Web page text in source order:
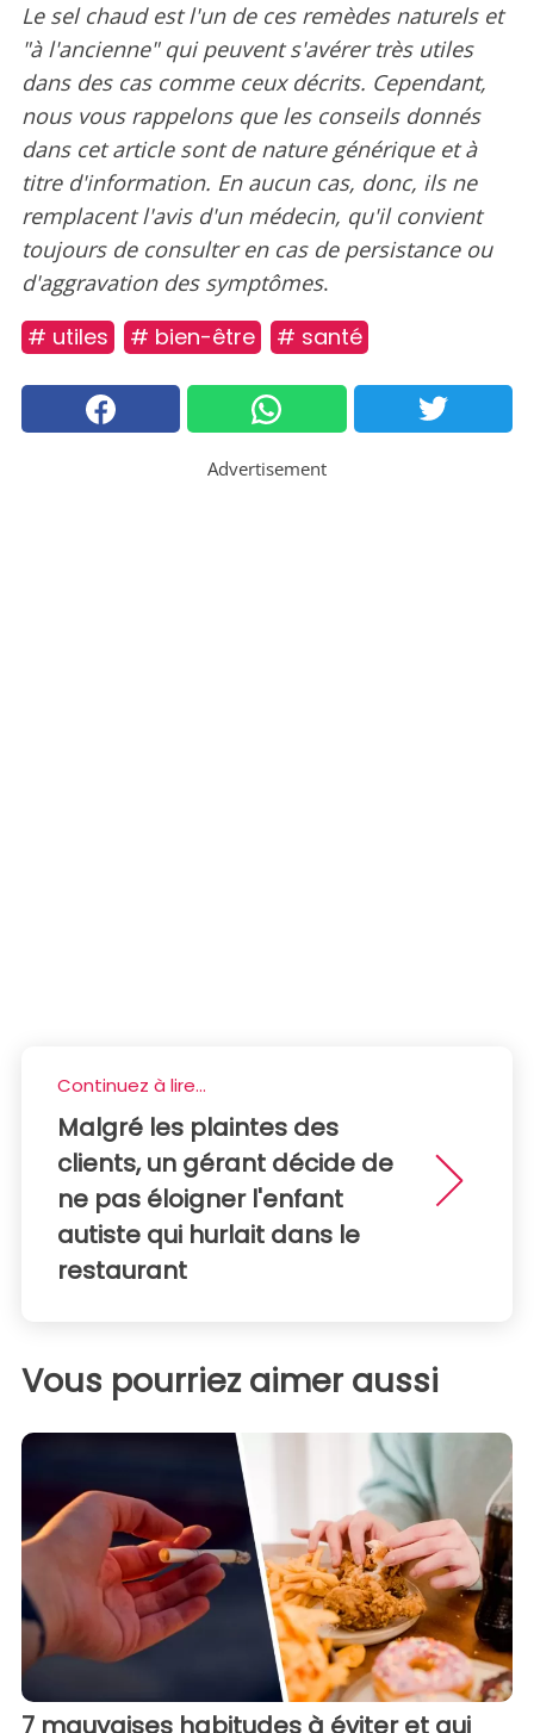
Le sel chaud est l'un de ces remèdes naturels et
"à l'ancienne" qui peuvent s'avérer très utiles
dans des cas comme ceux décrits. Cependant,
nous vous rappelons que les conseils donnés
dans cet article sont de nature générique et à
titre d'information. En aucun cas, donc, ils ne
remplacent l'avis d'un médecin, qu'il convient
toujours de consulter en cas de persistance ou
d'aggravation des symptômes.
# utiles # bien-être # santé
Advertisement
Continuez à lire...
Malgré les plaintes des
clients, un gérant décide de
ne pas éloigner l'enfant
autiste qui hurlait dans le
restaurant
Vous pourriez aimer aussi
7 mauvaises habitudes à éviter et qui